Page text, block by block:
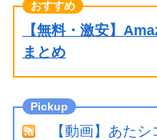
【無料・激安】
まとめ
【動画】あた